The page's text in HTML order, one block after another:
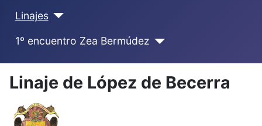
Linajes
1º encuentro Zea Bermúdez
Linaje de López de Becerra